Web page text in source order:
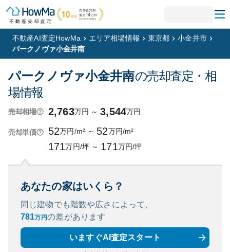
不動産AI査定HowMa エリア相場情報 東京都
小金井市
パークノヴァ小金井南
パークノヴァ小金井南の売却査定・相
場情報
売却相場 2,763万円 ～ 3,544万円
売却単価 52万円/m² ～ 52万円/m²
171万円/坪 ～ 171万円/坪
あなたの家はいくら？
同じ建物でも階数や広さによって、
781万円の差があります
いますぐAI査定スタート